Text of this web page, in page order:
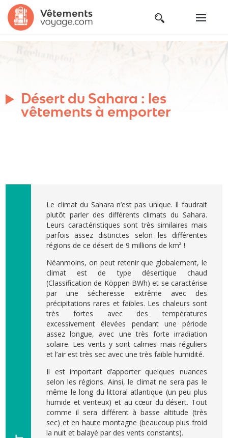
Désert du Sahara : les
vêtements à emporter
Le climat du Sahara n’est pas unique. Il faudrait
plutôt parler des différents climats du Sahara.
Leurs caractéristiques sont très similaires mais
parfois assez distinctes selon les différentes
régions de ce désert de 9 millions de km² !
Néanmoins, on peut retenir que globalement, le
climat est de type désertique chaud
(Classification de Köppen BWh) et se caractérise
par une sécheresse extrême avec des
précipitations rares et faibles. Les chaleurs sont
très fortes avec des températures
excessivement élevées pendant une période
assez longue, avec une très forte irradiation
solaire. Les vents y sont calmes mais réguliers
et l’air est très sec avec une très faible humidité.
Il est important d’apporter quelques nuances
selon les régions. Ainsi, le climat ne sera pas le
même le long du littoral atlantique (un peu plus
humide et venteux) et au cœur du désert. Tout
comme il sera différent à basse altitude (très
sec) et en haute montagne (beaucoup plus froid
la nuit et balayé par des vents constants).